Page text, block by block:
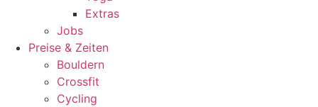
Extras
Jobs
Preise & Zeiten
Bouldern
Crossfit
Cycling